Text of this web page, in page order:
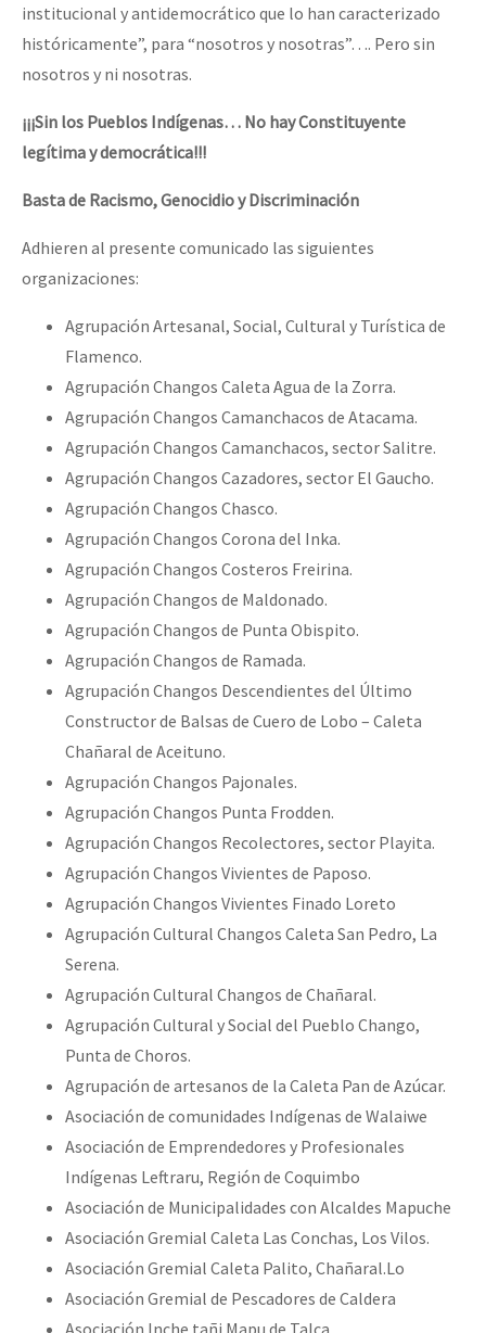
institucional y antidemocrático que lo han caracterizado
históricamente”, para “nosotros y nosotras”…. Pero sin
nosotros y ni nosotras.
¡¡¡Sin los Pueblos Indígenas… No hay Constituyente
legítima y democrática!!!
Basta de Racismo, Genocidio y Discriminación
Adhieren al presente comunicado las siguientes
organizaciones:
Agrupación Artesanal, Social, Cultural y Turística de
Flamenco.
Agrupación Changos Caleta Agua de la Zorra.
Agrupación Changos Camanchacos de Atacama.
Agrupación Changos Camanchacos, sector Salitre.
Agrupación Changos Cazadores, sector El Gaucho.
Agrupación Changos Chasco.
Agrupación Changos Corona del Inka.
Agrupación Changos Costeros Freirina.
Agrupación Changos de Maldonado.
Agrupación Changos de Punta Obispito.
Agrupación Changos de Ramada.
Agrupación Changos Descendientes del Último
Constructor de Balsas de Cuero de Lobo – Caleta
Chañaral de Aceituno.
Agrupación Changos Pajonales.
Agrupación Changos Punta Frodden.
Agrupación Changos Recolectores, sector Playita.
Agrupación Changos Vivientes de Paposo.
Agrupación Changos Vivientes Finado Loreto
Agrupación Cultural Changos Caleta San Pedro, La
Serena.
Agrupación Cultural Changos de Chañaral.
Agrupación Cultural y Social del Pueblo Chango,
Punta de Choros.
Agrupación de artesanos de la Caleta Pan de Azúcar.
Asociación de comunidades Indígenas de Walaiwe
Asociación de Emprendedores y Profesionales
Indígenas Leftraru, Región de Coquimbo
Asociación de Municipalidades con Alcaldes Mapuche
Asociación Gremial Caleta Las Conchas, Los Vilos.
Asociación Gremial Caleta Palito, Chañaral.Lo
Asociación Gremial de Pescadores de Caldera
Asociación Inche tañi Mapu de Talca